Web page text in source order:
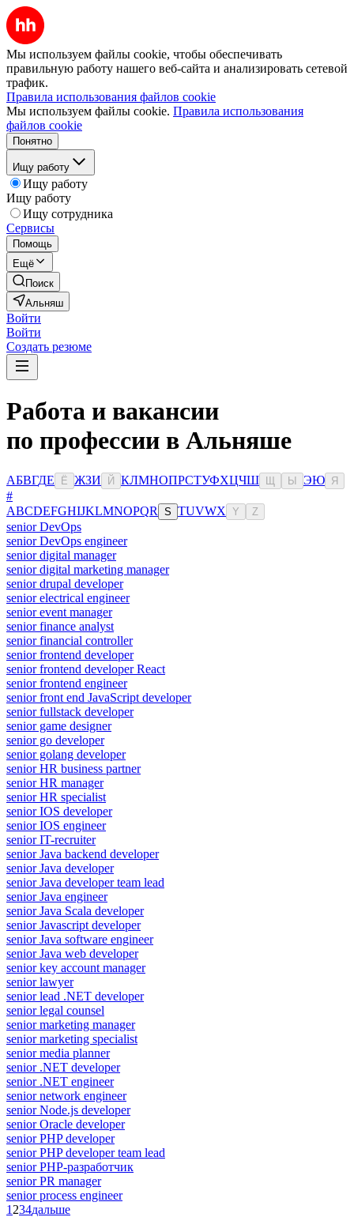
Мы используем файлы cookie, чтобы обеспечивать
правильную работу нашего веб-сайта и анализировать сетевой
трафик.
Правила использования файлов cookie
Мы используем файлы cookie. Правила использования
файлов cookie
Понятно
Ищу работу
Ищу работу
Ищу работу
Ищу сотрудника
Сервисы
Помощь
Ещё
Поиск
Альняш
Войти
Войти
Создать резюме
Работа и вакансии
по профессии в Альняше
АБВГДЕ Ё ЖЗИ Й КЛМНОПРСТУФХЦЧШ Ы ЭЮ Я
#
ABCDEFGHIJKLMNOPQR S TUVWX Y Z
senior DevOps
senior DevOps engineer
senior digital manager
senior digital marketing manager
senior drupal developer
senior electrical engineer
senior event manager
senior finance analyst
senior financial controller
senior frontend developer
senior frontend developer React
senior frontend engineer
senior front end JavaScript developer
senior fullstack developer
senior game designer
senior go developer
senior golang developer
senior HR business partner
senior HR manager
senior HR specialist
senior IOS developer
senior IOS engineer
senior IT-recruiter
senior Java backend developer
senior Java developer
senior Java developer team lead
senior Java engineer
senior Java Scala developer
senior Javascript developer
senior Java software engineer
senior Java web developer
senior key account manager
senior lawyer
senior lead .NET developer
senior legal counsel
senior marketing manager
senior marketing specialist
senior media planner
senior .NET developer
senior .NET engineer
senior network engineer
senior Node.js developer
senior Oracle developer
senior PHP developer
senior PHP developer team lead
senior PHP-разработчик
senior PR manager
senior process engineer
1 234дальше